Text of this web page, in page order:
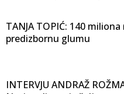
TANJA TOPIĆ: 140
predizbornu glumu
INTERVJU ANDRAŽ